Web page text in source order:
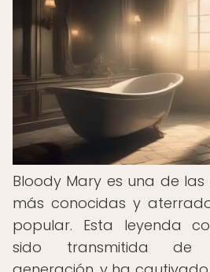
Bloody Mary es una de
más conocidas y
popular. Esta leyenda
sido transmitida de